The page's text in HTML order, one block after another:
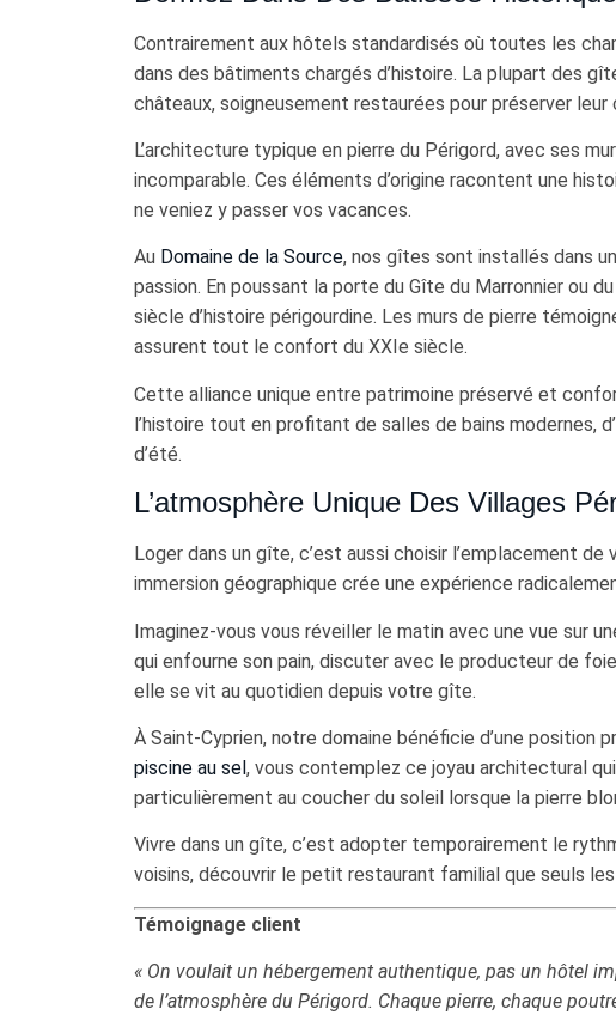
Contrairement aux hôtels standardisés où toutes les
dans des bâtiments chargés d’histoire. La plupart des
châteaux, soigneusement restaurées pour préserver leur
L’architecture typique en pierre du Périgord, avec ses
incomparable. Ces éléments d’origine racontent une
ne veniez y passer vos vacances.
Au Domaine de la Source, nos gîtes sont installés dans
passion. En poussant la porte du Gîte du Marronnier ou
siècle d’histoire périgourdine. Les murs de pierre
assurent tout le confort du XXIe siècle.
Cette alliance unique entre patrimoine préservé et
l’histoire tout en profitant de salles de bains modernes,
d’été.
L’atmosphère Unique Des Villages
Loger dans un gîte, c’est aussi choisir l’emplacement
immersion géographique crée une expérience
Imaginez-vous vous réveiller le matin avec une vue sur
qui enfourne son pain, discuter avec le producteur de
elle se vit au quotidien depuis votre gîte.
À Saint-Cyprien, notre domaine bénéficie d’une position
piscine au sel, vous contemplez ce joyau architectural
particulièrement au coucher du soleil lorsque la pierre
Vivre dans un gîte, c’est adopter temporairement le
voisins, découvrir le petit restaurant familial que seuls
Témoignage client
« On voulait un hébergement authentique, pas un hôtel
de l’atmosphère du Périgord. Chaque pierre, chaque